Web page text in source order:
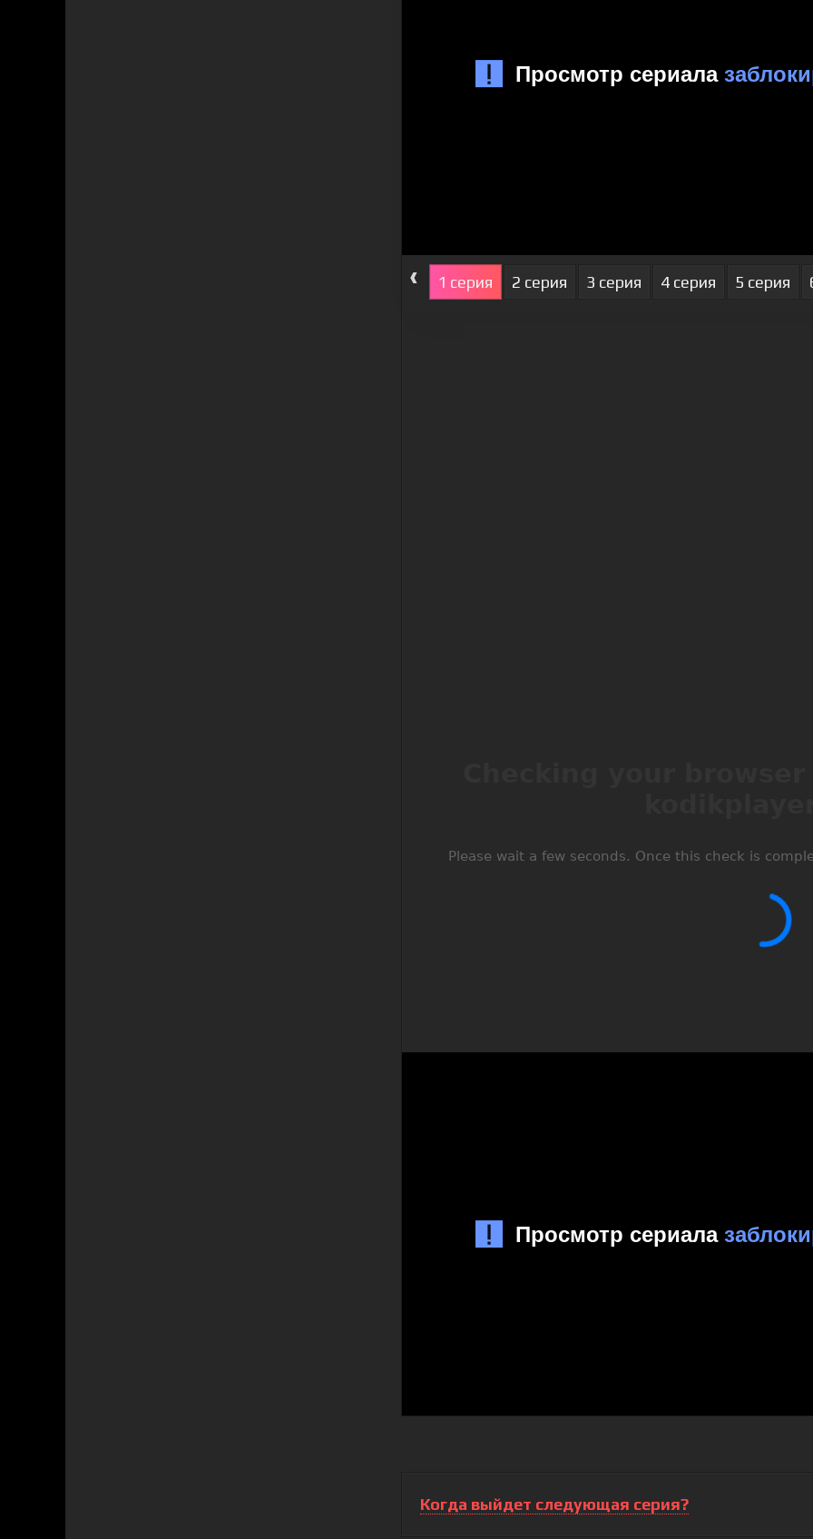
‹ 1 серия 2 серия 3 серия 4 серия 5 серия
Когда выйдет следующая серия?